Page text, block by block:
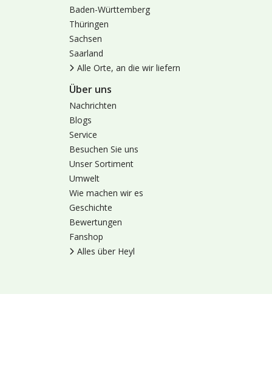
Baden-Württemberg
Thüringen
Sachsen
Saarland
Alle Orte, an die wir liefern
Über uns
Nachrichten
Blogs
Service
Besuchen Sie uns
Unser Sortiment
Umwelt
Wie machen wir es
Geschichte
Bewertungen
Fanshop
Alles über Heyl